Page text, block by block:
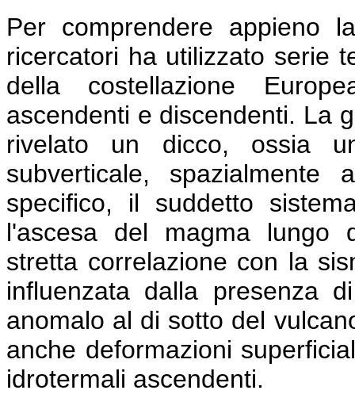
Per comprendere appieno
ricercatori ha utilizzato serie
della costellazione
ascendenti e discendenti. La
rivelato un dicco, ossia
subverticale,
specifico, il suddetto
l'ascesa del magma lungo
stretta correlazione con la
influenzata dalla presenza
anomalo al di sotto del
anche deformazioni
idrotermali ascendenti.